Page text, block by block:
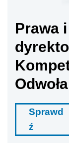
Prawa
Sprawd
ź